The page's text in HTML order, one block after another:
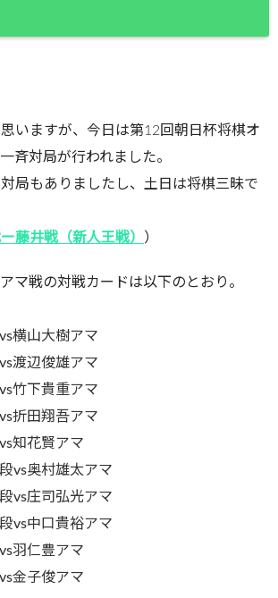
いますが、今日は第12回朝日杯将棋オ
斉対局が行われました。
局もありましたし、土日は将棋三昧で
藤井戦（新人王戦） ）
マ戦の対戦カードは以下のとおり。
横山大樹アマ
渡辺俊雄アマ
竹下貴重アマ
折田翔吾アマ
知花賢アマ
vs奥村雄太アマ
vs庄司弘光アマ
vs中口貴裕アマ
羽仁豊アマ
金子俊アマ